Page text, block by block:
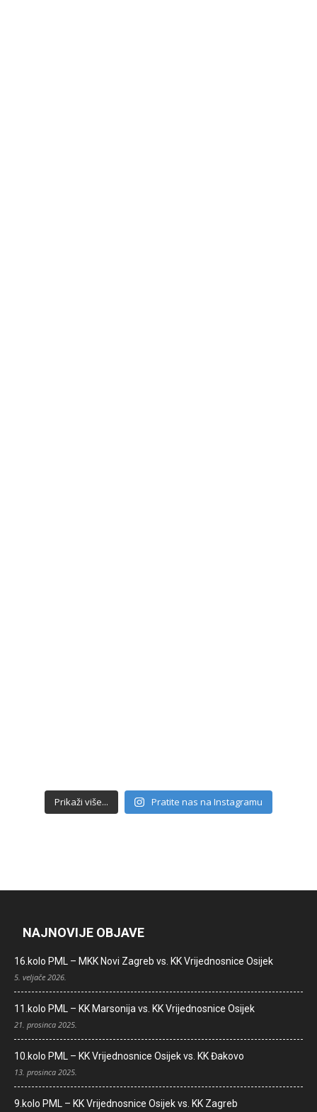
Prikaži više... Pratite nas na Instagramu
NAJNOVIJE OBJAVE
16.kolo PML – MKK Novi Zagreb vs. KK Vrijednosnice Osijek
5. veljače 2026.
11.kolo PML – KK Marsonija vs. KK Vrijednosnice Osijek
21. prosinca 2025.
10.kolo PML – KK Vrijednosnice Osijek vs. KK Đakovo
13. prosinca 2025.
9.kolo PML – KK Vrijednosnice Osijek vs. KK Zagreb